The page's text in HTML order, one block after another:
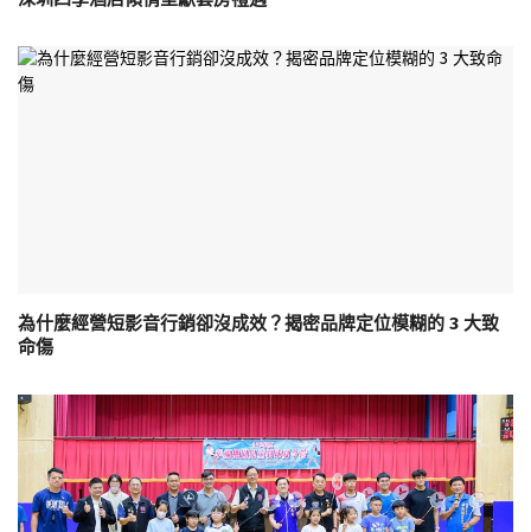
為什麼經營短影音行銷卻沒成效？揭密品牌定位模糊的 3 大致
命傷